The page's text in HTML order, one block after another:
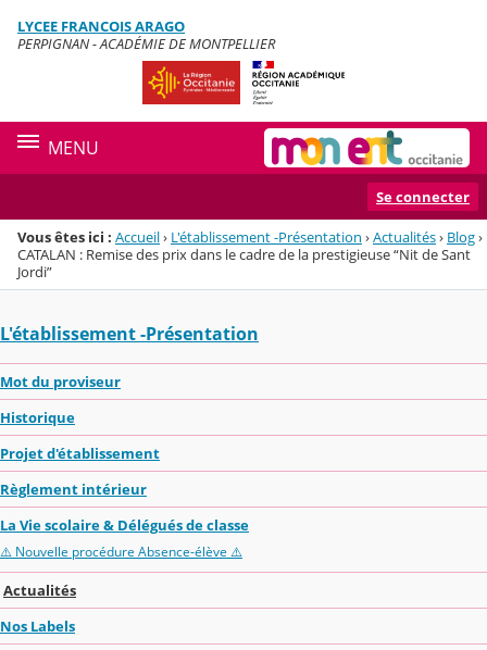
Menu de la rubrique
Contenu
LYCEE FRANCOIS ARAGO
PERPIGNAN - ACADÉMIE DE MONTPELLIER
MENU
Se connecter
Vous êtes ici : Accueil› L'établissement -Présentation ›Actualités› Blog›
CATALAN : Remise des prix dans le cadre de la prestigieuse “Nit de Sant
Jordi”
L'établissement -Présentation
Mot du proviseur
Historique
Projet d'établissement
Règlement intérieur
La Vie scolaire & Délégués de classe
⚠️ Nouvelle procédure Absence-élève ⚠️
Actualités
Nos Labels